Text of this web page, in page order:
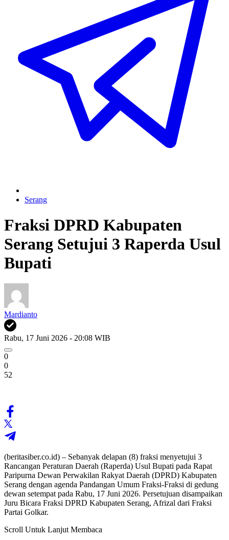
Serang
Fraksi DPRD Kabupaten
Serang Setujui 3 Raperda Usul
Bupati
Mardianto
Rabu, 17 Juni 2026 - 20:08 WIB
0
0
52
(beritasiber.co.id) – Sebanyak delapan (8) fraksi menyetujui 3
Rancangan Peraturan Daerah (Raperda) Usul Bupati pada Rapat
Paripurna Dewan Perwakilan Rakyat Daerah (DPRD) Kabupaten
Serang dengan agenda Pandangan Umum Fraksi-Fraksi di gedung
dewan setempat pada Rabu, 17 Juni 2026. Persetujuan disampaikan
Juru Bicara Fraksi DPRD Kabupaten Serang, Afrizal dari Fraksi
Partai Golkar.
Scroll Untuk Lanjut Membaca